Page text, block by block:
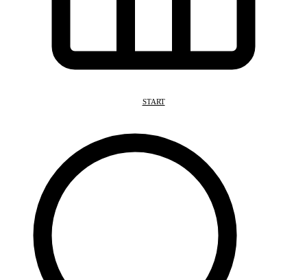
START